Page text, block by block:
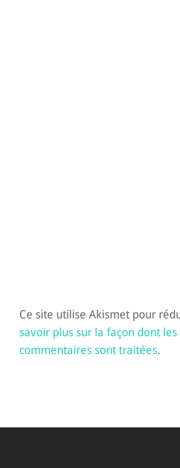
Ce site utilise Akismet pour
savoir plus sur la façon dont
commentaires sont traitées.